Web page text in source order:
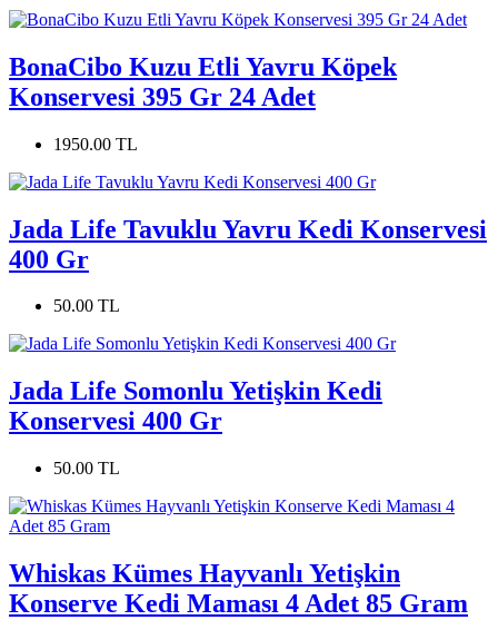
BonaCibo Kuzu Etli Yavru Köpek
Konservesi 395 Gr 24 Adet
1950.00 TL
Jada Life Tavuklu Yavru Kedi Konservesi
400 Gr
50.00 TL
Jada Life Somonlu Yetişkin Kedi
Konservesi 400 Gr
50.00 TL
Whiskas Kümes Hayvanlı Yetişkin
Konserve Kedi Maması 4 Adet 85 Gram